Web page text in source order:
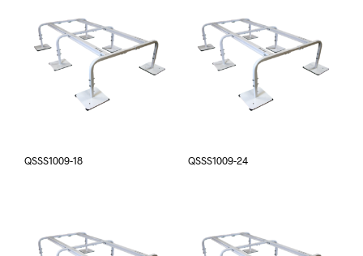
QSSS1009-18 QSSS1009-24